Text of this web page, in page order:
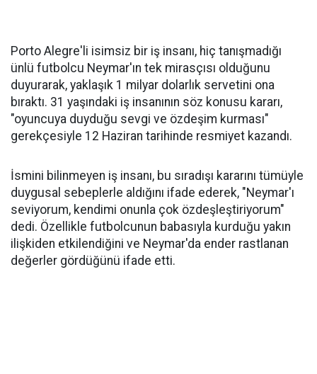
Porto Alegre'li isimsiz bir iş insanı, hiç tanışmadığı
ünlü futbolcu Neymar'ın tek mirasçısı olduğunu
duyurarak, yaklaşık 1 milyar dolarlık servetini ona
bıraktı. 31 yaşındaki iş insanının söz konusu kararı,
"oyuncuya duyduğu sevgi ve özdeşim kurması"
gerekçesiyle 12 Haziran tarihinde resmiyet kazandı.
İsmini bilinmeyen iş insanı, bu sıradışı kararını tümüyle
duygusal sebeplerle aldığını ifade ederek, "Neymar'ı
seviyorum, kendimi onunla çok özdeşleştiriyorum"
dedi. Özellikle futbolcunun babasıyla kurduğu yakın
ilişkiden etkilendiğini ve Neymar'da ender rastlanan
değerler gördüğünü ifade etti.